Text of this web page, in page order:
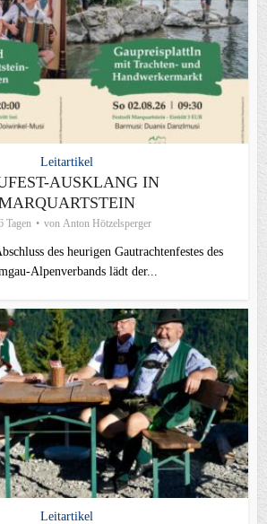
Leitartikel
AUSKLANG IN
Tagen von Anton Hötzelsperger
des heurigen Gautrachtenfestes des
lädt der...
Leitartikel